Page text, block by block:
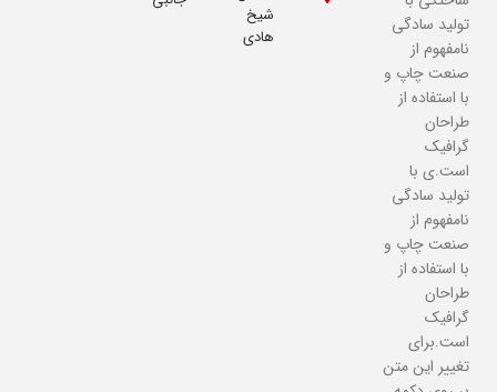
تولید سادگی
نامفهوم از
صنعت چاپ و
با استفاده از
طراحان
گرافیک
است.ی با
تولید سادگی
نامفهوم از
صنعت چاپ و
با استفاده از
طراحان
گرافیک
است.برای
تغییر این متن
شیخ
هادی